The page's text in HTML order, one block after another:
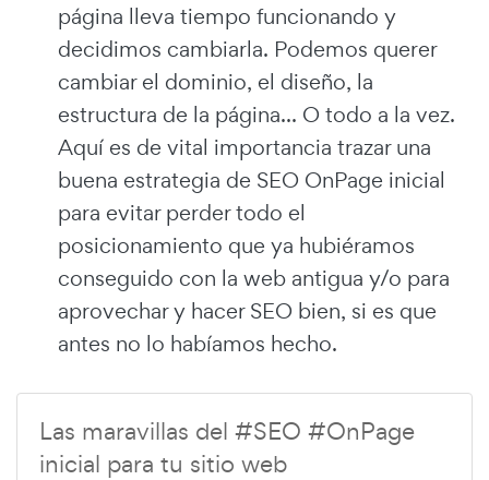
página lleva tiempo funcionando y
decidimos cambiarla. Podemos querer
cambiar el dominio, el diseño, la
estructura de la página... O todo a la vez.
Aquí es de vital importancia trazar una
buena estrategia de SEO OnPage inicial
para evitar perder todo el
posicionamiento que ya hubiéramos
conseguido con la web antigua y/o para
aprovechar y hacer SEO bien, si es que
antes no lo habíamos hecho.
Las maravillas del #SEO #OnPage
inicial para tu sitio web